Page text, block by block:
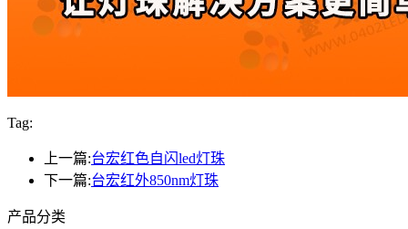
Tag:
上一篇:台宏红色自闪led灯珠
下一篇:台宏红外850nm灯珠
产品分类